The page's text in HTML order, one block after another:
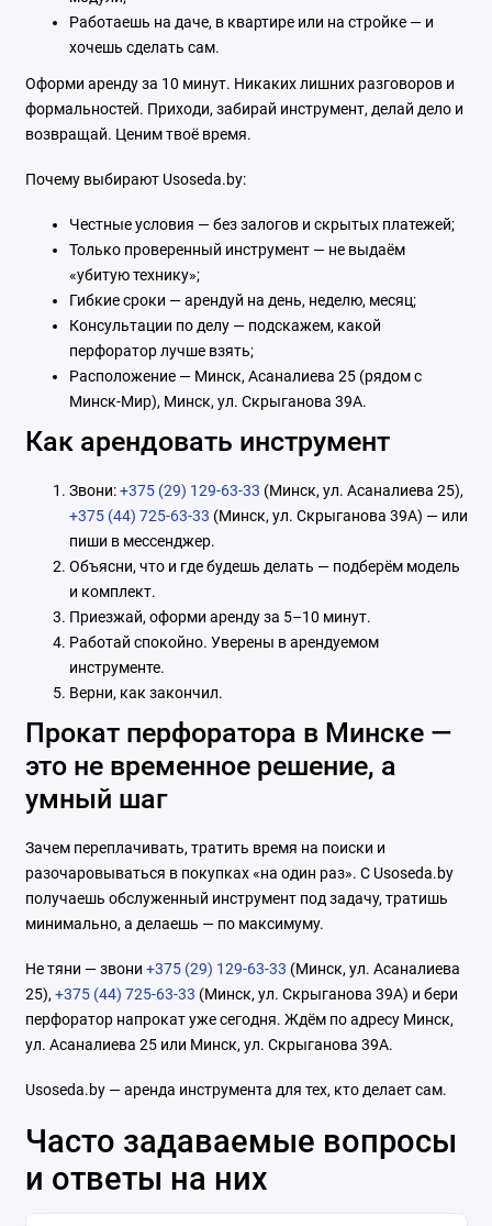
Работаешь на даче, в квартире или на стройке — и
хочешь сделать сам.
Оформи аренду за 10 минут. Никаких лишних разговоров и
формальностей. Приходи, забирай инструмент, делай дело и
возвращай. Ценим твоё время.
Почему выбирают Usoseda.by:
Честные условия — без залогов и скрытых платежей;
Только проверенный инструмент — не выдаём
«убитую технику»;
Гибкие сроки — арендуй на день, неделю, месяц;
Консультации по делу — подскажем, какой
перфоратор лучше взять;
Расположение — Минск, Асаналиева 25 (рядом с
Минск-Мир), Минск, ул. Скрыганова 39А.
Как арендовать инструмент
Звони:+375 (29) 129-63-33 (Минск, ул. Асаналиева 25),
+375 (44) 725-63-33 (Минск, ул. Скрыганова 39А) — или
пиши в мессенджер.
Объясни, что и где будешь делать — подберём модель
и комплект.
Приезжай, оформи аренду за 5–10 минут.
Работай спокойно. Уверены в арендуемом
инструменте.
Верни, как закончил.
Прокат перфоратора в Минске —
это не временное решение, а
умный шаг
Зачем переплачивать, тратить время на поиски и
разочаровываться в покупках «на один раз». С Usoseda.by
получаешь обслуженный инструмент под задачу, тратишь
минимально, а делаешь — по максимуму.
Не тяни — звони +375 (29) 129-63-33 (Минск, ул. Асаналиева
25), +375 (44) 725-63-33 (Минск, ул. Скрыганова 39А) и бери
перфоратор напрокат уже сегодня. Ждём по адресу Минск,
ул. Асаналиева 25 или Минск, ул. Скрыганова 39А.
Usoseda.by — аренда инструмента для тех, кто делает сам.
Часто задаваемые вопросы
и ответы на них